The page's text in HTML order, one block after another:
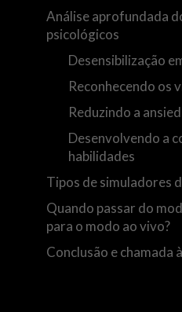
Análise aprofundada
psicológicos
Desensibilização
Reconhecendo os
Reduzindo a
Desenvolvendo a
habilidades
Tipos de simuladores
Quando passar do
para o modo ao vivo?
Conclusão e chamada